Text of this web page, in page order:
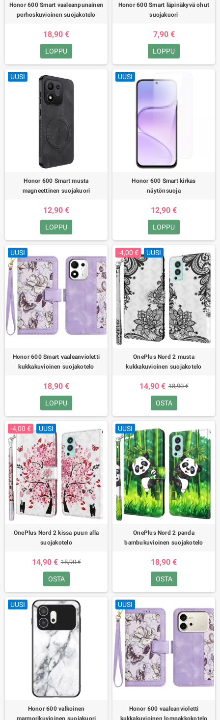
Honor 600 Smart vaaleanpunainen
perhoskuvioinen suojakotelo
18,90 €
LOPPU
Honor 600 Smart läpinäkyvä ohut
suojakuori
7,90 €
LOPPU
UUSI
Honor 600 Smart musta
magneettinen suojakuori
12,90 €
LOPPU
UUSI
Honor 600 Smart kirkas
näytönsuoja
12,90 €
LOPPU
UUSI
Honor 600 Smart vaaleanvioletti
kukkakuvioinen suojakotelo
18,90 €
LOPPU
-4,00 € UUSI
OnePlus Nord 2 musta
kukkakuvioinen suojakotelo
14,90 € 18,90 €
OSTA
-4,00 € UUSI
OnePlus Nord 2 kissa puun alla
suojakotelo
14,90 € 18,90 €
OSTA
UUSI
OnePlus Nord 2 panda
bambukuvioinen suojakotelo
18,90 €
OSTA
UUSI
Honor 600 valkoinen
marmorikuvioinen suojakuori
UUSI
Honor 600 vaaleanvioletti
kukkakuvioinen lompakkokotelo